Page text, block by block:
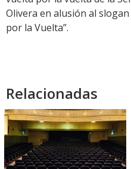
Olivera en alusión al
por la Vuelta”.
Relacionadas